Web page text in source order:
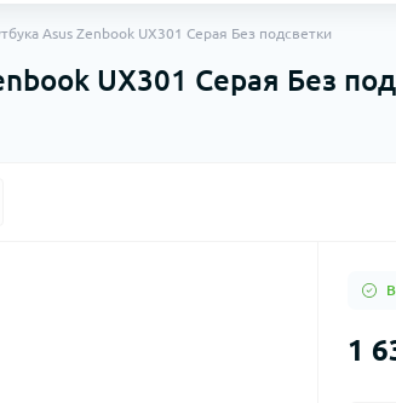
Asus Zenbook UX301 Серая Без подсветки
UX301 Серая Без
1